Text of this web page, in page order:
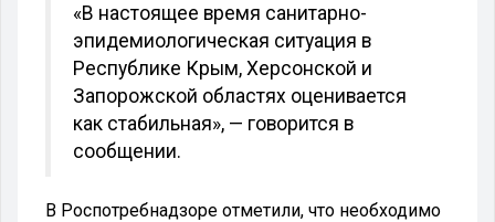
«В настоящее время санитарно-
эпидемиологическая ситуация в
Республике Крым, Херсонской и
Запорожской областях оценивается
как стабильная», — говорится в
сообщении.
В Роспотребнадзоре отметили, что необходимо